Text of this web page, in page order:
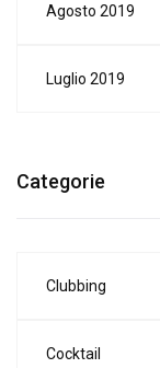
Agosto 2019
Luglio 2019
Categorie
Clubbing
Cocktail